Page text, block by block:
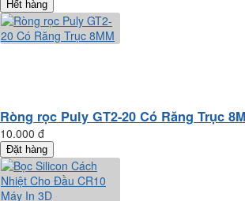
Hết hàng
Ròng rọc Puly GT2-20 Có Răng Trục
10.000 đ
Đặt hàng